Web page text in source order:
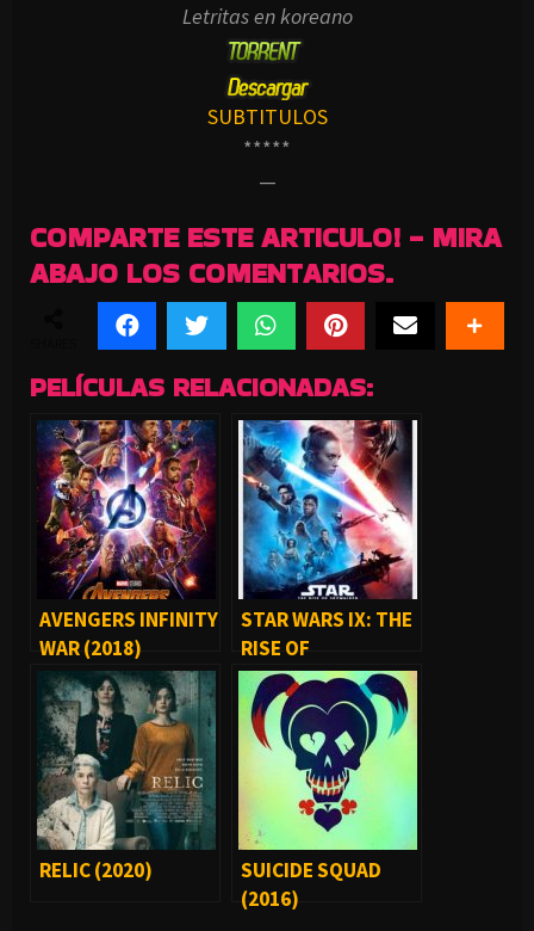
Letritas en koreano
SUBTITULOS
*****
—
COMPARTE ESTE ARTICULO! - MIRA
ABAJO LOS COMENTARIOS.
PELÍCULAS RELACIONADAS:
AVENGERS INFINITY
WAR (2018)
STAR WARS IX: THE
RISE OF
SKYWALKER (2019)
RELIC (2020)
SUICIDE SQUAD
(2016)